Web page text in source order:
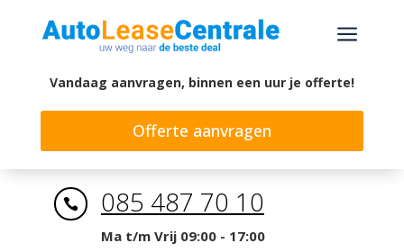
a
Vandaag aanvragen, binnen een uur je offerte!
Offerte aanvragen
 085 487 70 10
Ma t/m Vrij 09:00 - 17:00